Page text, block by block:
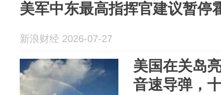
美军中东最高指挥官建议暂
新浪财经 2026-07-27
美国在关岛
音速导弹，